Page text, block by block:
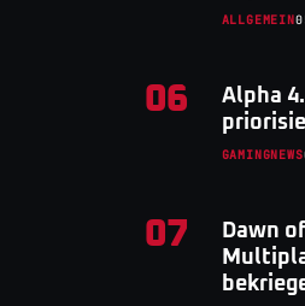
ALLGEMEIN
06
Alpha
GAMINGNEWS
07
Dawn